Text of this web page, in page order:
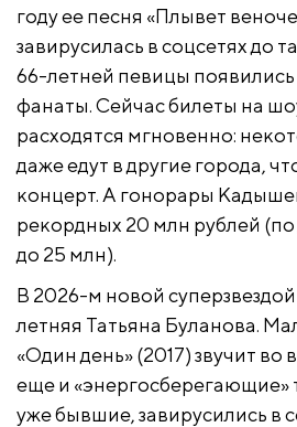
году ее песня «Плывет
завирусилась в соцсетях до
66-летней певицы
фанаты. Сейчас билеты на
расходятся мгновенно:
даже едут в другие города,
концерт. А гонорары
рекордных 20 млн рублей
до 25 млн).
В 2026-м новой
летняя Татьяна Буланова.
«Один день» (2017) звучит во
еще и
уже бывшие, завирусились в